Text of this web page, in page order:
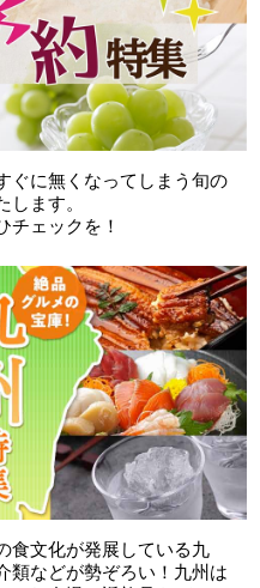
ぐに無くなってしまう旬の
ます。
チェックを！
食文化が発展している九
類などが勢ぞろい！九州は